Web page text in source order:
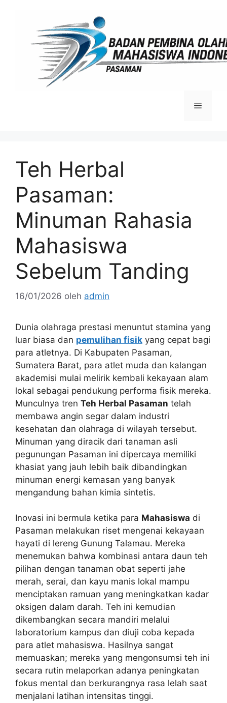
Menu
Teh Herbal
Pasaman:
Minuman Rahasia
Mahasiswa
Sebelum Tanding
16/01/2026 oleh admin
Dunia olahraga prestasi menuntut stamina yang
luar biasa dan pemulihan fisik yang cepat bagi
para atletnya. Di Kabupaten Pasaman,
Sumatera Barat, para atlet muda dan kalangan
akademisi mulai melirik kembali kekayaan alam
lokal sebagai pendukung performa fisik mereka.
Munculnya tren Teh Herbal Pasaman telah
membawa angin segar dalam industri
kesehatan dan olahraga di wilayah tersebut.
Minuman yang diracik dari tanaman asli
pegunungan Pasaman ini dipercaya memiliki
khasiat yang jauh lebih baik dibandingkan
minuman energi kemasan yang banyak
mengandung bahan kimia sintetis.
Inovasi ini bermula ketika para Mahasiswa di
Pasaman melakukan riset mengenai kekayaan
hayati di lereng Gunung Talamau. Mereka
menemukan bahwa kombinasi antara daun teh
pilihan dengan tanaman obat seperti jahe
merah, serai, dan kayu manis lokal mampu
menciptakan ramuan yang meningkatkan kadar
oksigen dalam darah. Teh ini kemudian
dikembangkan secara mandiri melalui
laboratorium kampus dan diuji coba kepada
para atlet mahasiswa. Hasilnya sangat
memuaskan; mereka yang mengonsumsi teh ini
secara rutin melaporkan adanya peningkatan
fokus mental dan berkurangnya rasa lelah saat
menjalani latihan intensitas tinggi.